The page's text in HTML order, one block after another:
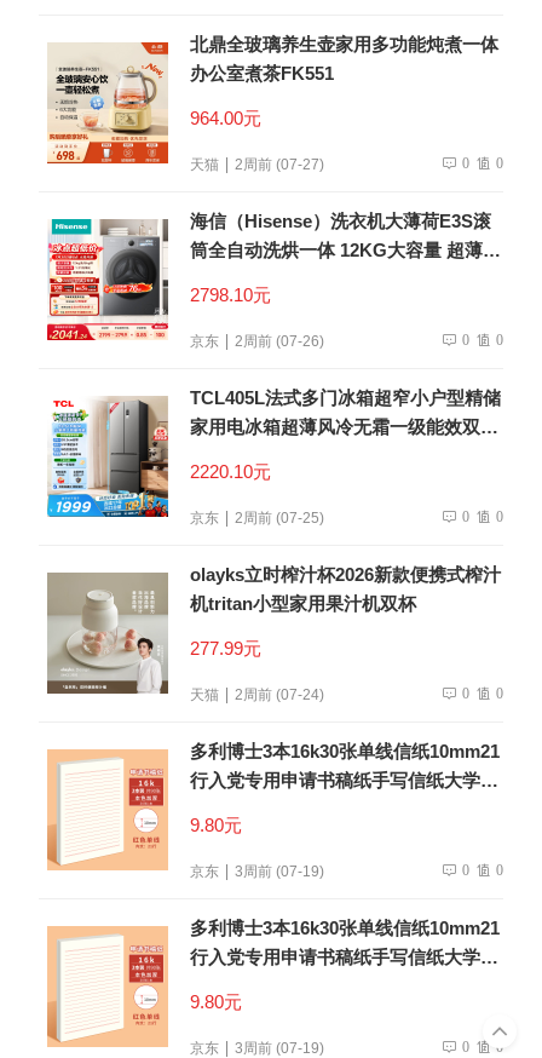
北鼎全玻璃养生壶家用多功能炖煮一体
办公室煮茶FK551
964.00元
天猫 2周前 (07-27) 0 0
海信（Hisense）洗衣机大薄荷E3S滚
筒全自动洗烘一体 12KG大容量 超薄智
自营
2798.10元
京东 2周前 (07-26) 0 0
TCL405L法式多门冰箱超窄小户型精储
家用电冰箱超薄风冷无霜一级能效双变
2220.10元
京东 2周前 (07-25) 0 0
olayks立时榨汁杯2026新款便携式榨汁
机tritan小型家用果汁机双杯
277.99元
天猫 2周前 (07-24) 0 0
多利博士3本16k30张单线信纸10mm21
行入党专用申请书稿纸手写信纸大学生
9.80元
京东 3周前 (07-19) 0 0
多利博士3本16k30张单线信纸10mm21
行入党专用申请书稿纸手写信纸大学生
9.80元
京东 3周前 (07-19) 0 0